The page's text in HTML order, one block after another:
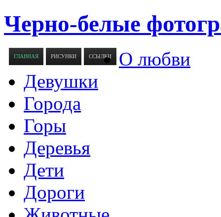
Черно-белые
ГЛАВНАЯ РИСУНКИ ССЫЛКИ
О любви
Девушки
Города
Горы
Деревья
Дети
Дороги